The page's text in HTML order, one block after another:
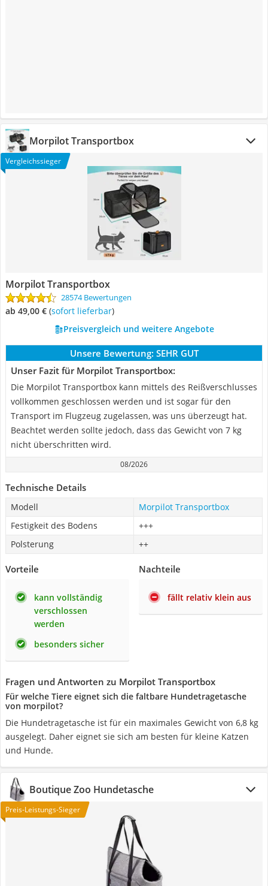
Morpilot Transportbox
Vergleichssieger
Morpilot Transportbox
28574 Bewertungen
ab 49,00 € ( Sofort lieferbar)
Preisvergleich und weitere Angebote
Unsere Bewertung: SEHR GUT
Unser Fazit für Morpilot Transportbox:
Die Morpilot Transportbox kann mittels des Reißverschlusses
vollkommen geschlossen werden und ist sogar für den
Transport im Flugzeug zugelassen, was uns überzeugt hat.
Beachtet werden sollte jedoch, dass das Gewicht von 7 kg
nicht überschritten wird.
08/2026
Technische Details
Modell
Morpilot Transportbox
Festigkeit des Bodens
+++
Polsterung
++
Vorteile
kann vollständig
verschlossen
werden
besonders sicher
Nachteile
fällt relativ klein aus
Fragen und Antworten zu Morpilot Transportbox
Für welche Tiere eignet sich die faltbare Hundetragetasche
von morpilot?
Die Hundetragetasche ist für ein maximales Gewicht von 6,8 kg
ausgelegt. Daher eignet sie sich am besten für kleine Katzen
und Hunde.
Boutique Zoo Hundetasche
Preis-Leistungs-Sieger